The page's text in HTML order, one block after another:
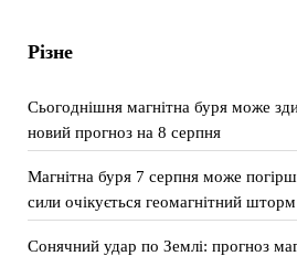
Різне
Сьогоднішня магнітна буря може
новий прогноз на 8 серпня
Магнітна буря 7 серпня може
сили очікується геомагнітний шторм
Сонячний удар по Землі: прогноз